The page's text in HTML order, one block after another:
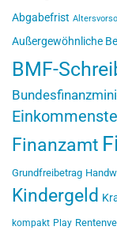
Abgabefrist
Außergewöhnliche
BMF-
Finanzamt
Grundfreibetrag
Kindergeld
kompakt Play